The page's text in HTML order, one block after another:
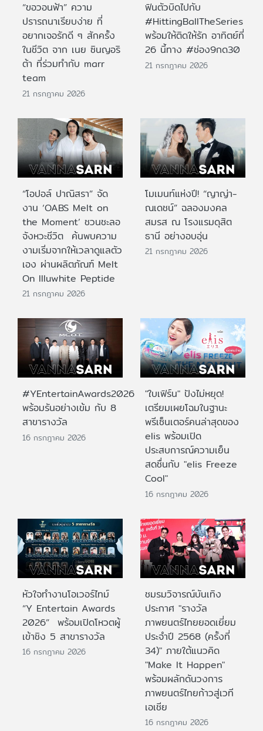
“ขอวอนฟ้า” ความ
ปรารถนาเรียบง่าย ที่
อยากเจอรักดี ๆ สักครั้ง
ในชีวิต จาก เนย ซินญอริ
ต้า ที่ร่วมทำกับ marr
team
21 กรกฎาคม 2026
ฟินตัวบิดไปกับ
#HittingBallTheSeries
พร้อมให้ติดให้รัก อาทิตย์ที่
26 นี้ทาง #ช่อง9กด30
21 กรกฎาคม 2026
“โอปอล์ ปาณิสรา” จัด
งาน ‘OABS Melt on
the Moment’ ชวนชะลอ
จังหวะชีวิต ค้นพบความ
งามเริ่มจากให้เวลาดูแลตัว
เอง ผ่านผลิตภัณฑ์ Melt
On Illuwhite Peptide
21 กรกฎาคม 2026
โมเมนท์แห่งปี! “ญาญ่า-
ณเดชน์” ฉลองมงคล
สมรส ณ โรงแรมดุสิต
ธานี อย่างอบอุ่น
21 กรกฎาคม 2026
#YEntertainAwards2026
พร้อมรันอย่างเข้ม กับ 8
สาขารางวัล
16 กรกฎาคม 2026
"ใบเฟิร์น" ปังไม่หยุด!
เตรียมเผยโฉมในฐานะ
พรีเซ็นเตอร์คนล่าสุดของ
elis พร้อมเปิด
ประสบการณ์ความเย็น
สดชื่นกับ "elis Freeze
Cool"
16 กรกฎาคม 2026
หัวใจทำงานโอเวอร์ไทม์
“Y Entertain Awards
2026” พร้อมเปิดโหวตผู้
เข้าชิง 5 สาขารางวัล
16 กรกฎาคม 2026
ชมรมวิจารณ์บันเทิง
ประกาศ "รางวัล
ภาพยนตร์ไทยยอดเยี่ยม
ประจําปี 2568 (ครั้งที่
34)" ภายใต้แนวคิด
"Make It Happen"
พร้อมผลักดันวงการ
ภาพยนตร์ไทยก้าวสู่เวที
เอเชีย
16 กรกฎาคม 2026